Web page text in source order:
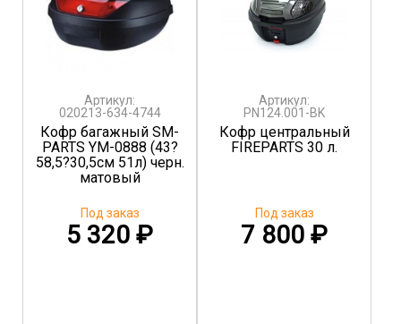
Артикул:
020213-634-4744
Кофр багажный SM-
PARTS YM-0888 (43?
58,5?30,5см 51л) черн.
матовый
5 320 ₽
Под заказ
Артикул:
PN124.001-BK
Кофр центральный
FIREPARTS 30 л.
7 800₽
Под заказ